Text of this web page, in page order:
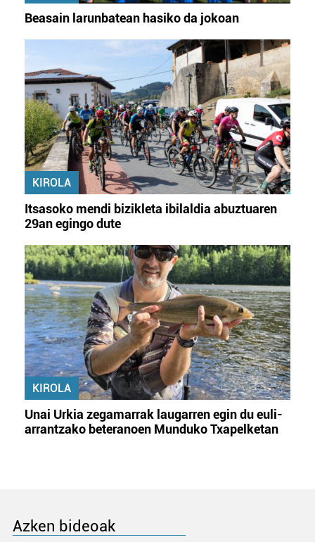
Beasain larunbatean hasiko da jokoan
KIROLA
Itsasoko mendi bizikleta ibilaldia abuztuaren
29an egingo dute
KIROLA
Unai Urkia zegamarrak laugarren egin du euli-
arrantzako beteranoen Munduko Txapelketan
Azken bideoak